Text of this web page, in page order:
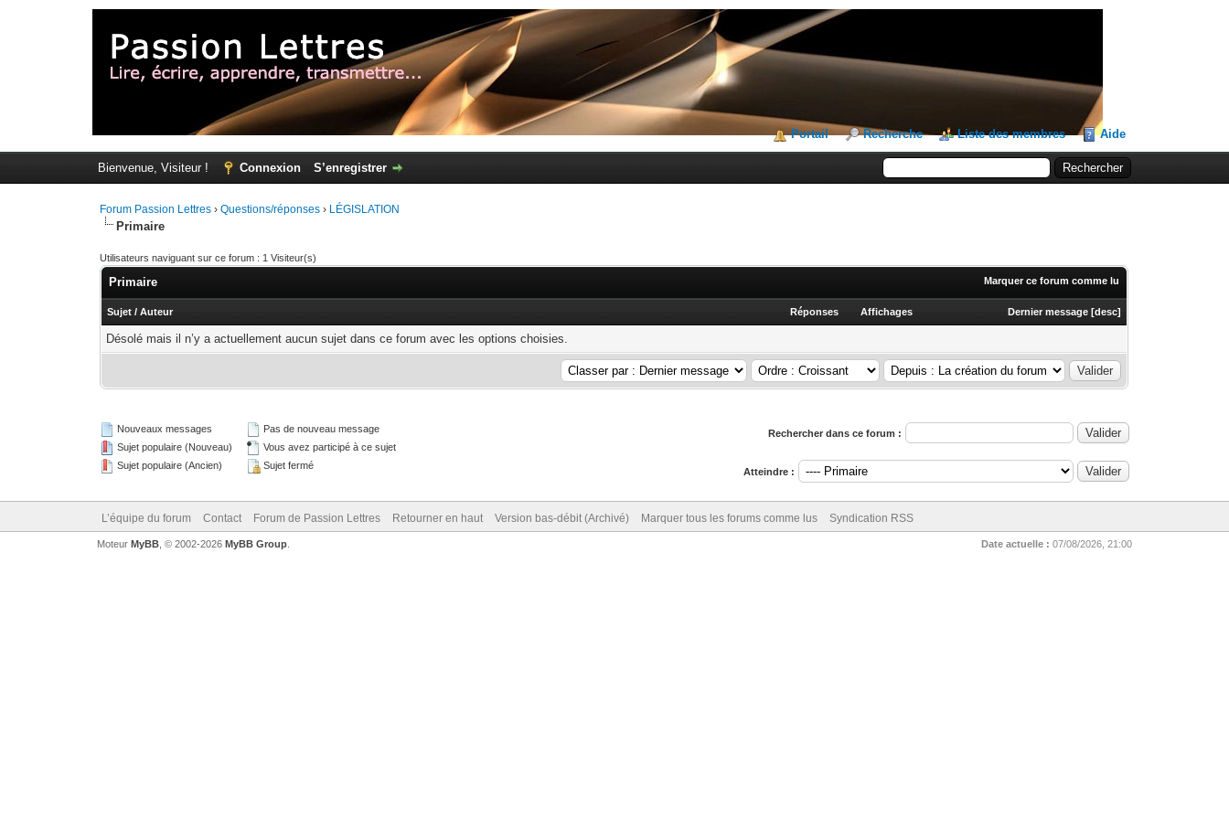
Portail Recherche Liste des membres Aide
Bienvenue, Visiteur ! Connexion S’enregistrer
Forum Passion Lettres ›Questions/réponses › LÉGISLATION
Primaire
Utilisateurs naviguant sur ce forum : 1 Visiteur(s)
Marquer ce forum comme lu
Primaire
Sujet /Auteur Réponses Affichages Dernier message [desc]
Désolé mais il n’y a actuellement aucun sujet dans ce forum avec les options choisies.
Nouveaux messages
Sujet populaire (Nouveau)
Sujet populaire (Ancien)
Pas de nouveau message
Vous avez participé à ce sujet
Sujet fermé
Rechercher dans ce forum :
Atteindre :
L’équipe du forum Contact Forum de Passion Lettres Retourner en haut Version bas-débit (Archivé) Marquer tous les forums comme lus Syndication RSS
Date actuelle : 07/08/2026, 21:00
Moteur MyBB, © 2002-2026 MyBB Group.